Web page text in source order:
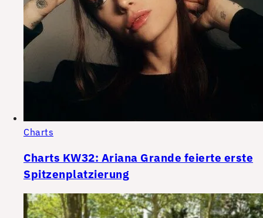
Charts
Charts KW32: Ariana Grande feierte erste
Spitzenplatzierung